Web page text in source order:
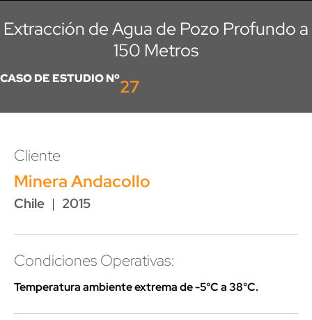
Extracción de Agua de Pozo Profundo a
150 Metros
CASO DE ESTUDIO Nº27
Cliente
Minera Andacollo
Chile | 2015
Condiciones Operativas:
Temperatura ambiente extrema de -5°C a 38°C.